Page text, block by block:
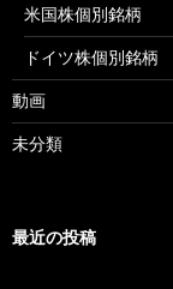
米国株個別銘柄
ドイツ株個別銘柄
動画
未分類
最近の投稿